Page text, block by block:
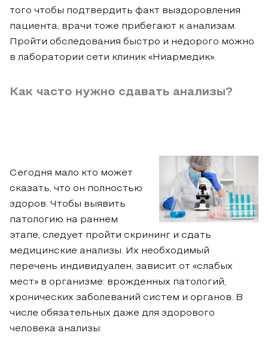
того чтобы подтвердить факт выздоровления
пациента, врачи тоже прибегают к анализам.
Пройти обследования быстро и недорого можно
в лаборатории сети клиник «Ниармедик».
Как часто нужно сдавать анализы?
Сегодня мало кто может
сказать, что он полностью
здоров. Чтобы выявить
патологию на раннем
этапе, следует пройти скрининг и сдать
медицинские анализы. Их необходимый
перечень индивидуален, зависит от «слабых
мест» в организме: врожденных патологий,
хронических заболеваний систем и органов. В
числе обязательных даже для здорового
человека анализы: